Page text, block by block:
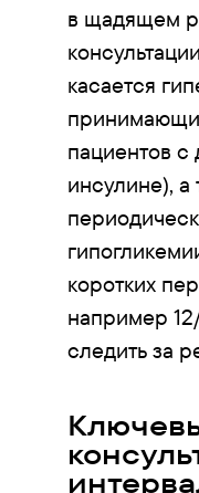
в щадящем
касается
пациентов с
инсулине), а
коротких
например
следить за